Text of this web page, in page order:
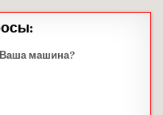
Ваша машина?